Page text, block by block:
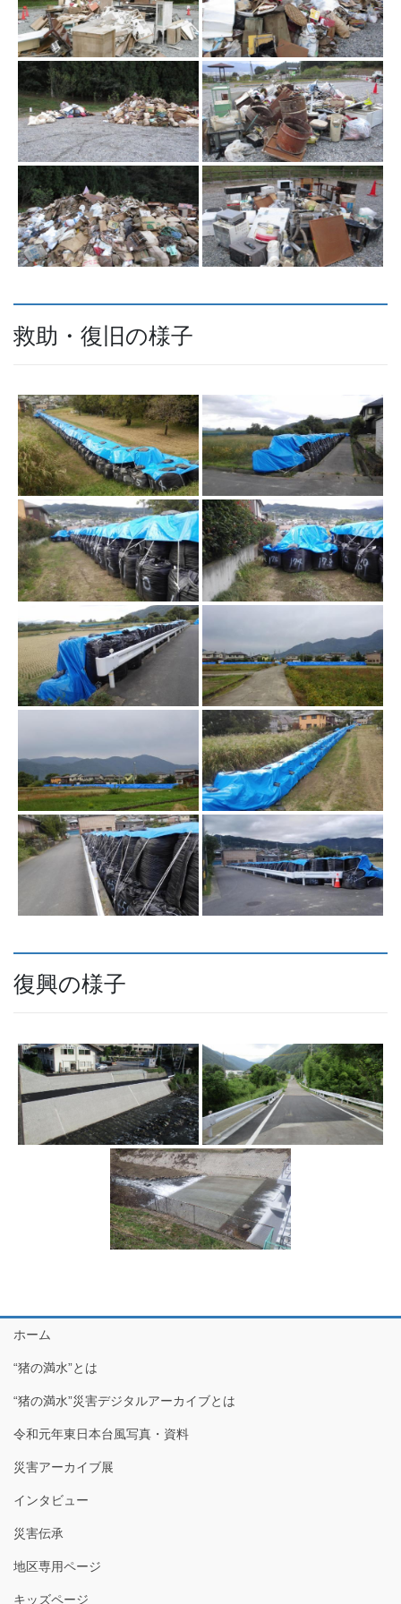
救助・復旧の様子
復興の様子
ホーム
“猪の満水”とは
“猪の満水”災害デジタルアーカイブとは
令和元年東日本台風写真・資料
災害アーカイブ展
インタビュー
災害伝承
地区専用ページ
キッズページ